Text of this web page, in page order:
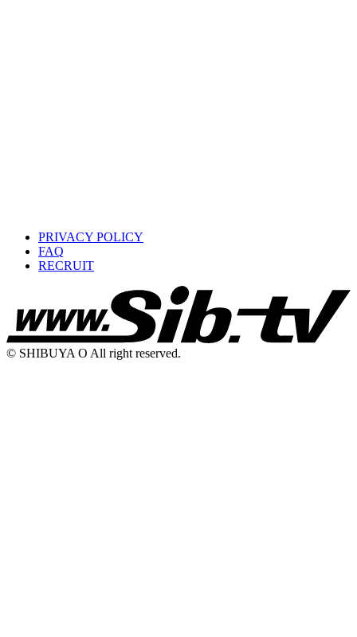
PRIVACY POLICY
FAQ
RECRUIT
© SHIBUYA O All right reserved.